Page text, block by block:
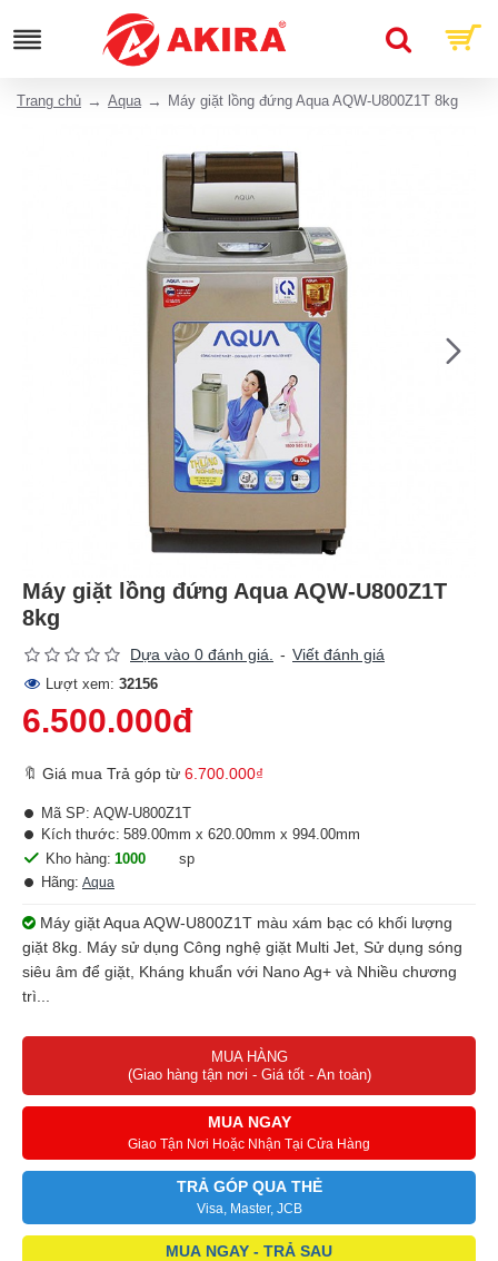
Trang chủ Aqua Máy giặt lồng đứng Aqua AQW-U800Z1T 8kg
Máy giặt lồng đứng Aqua AQW-U800Z1T
8kg
Dựa vào 0 đánh giá. - Viết đánh giá
Lượt xem: 32156
6.500.000đ
🔖 Giá mua Trả góp từ 6.700.000₫
Kho hàng: 1000
sp
Hãng: Aqua
Mã SP: AQW-U800Z1T
Kích thước: 589.00mm x 620.00mm x 994.00mm
Máy giặt Aqua AQW-U800Z1T màu xám bạc có khối lượng
giặt 8kg. Máy sử dụng Công nghệ giặt Multi Jet, Sử dụng sóng
siêu âm để giặt, Kháng khuẩn với Nano Ag+ và Nhiều chương
trì...
MUA HÀNG
(Giao hàng tận nơi - Giá tốt - An toàn)
MUA NGAY
Giao Tận Nơi Hoặc Nhận Tại Cửa Hàng
TRẢ GÓP QUA THẺ
Visa, Master, JCB
MUA NGAY - TRẢ SAU